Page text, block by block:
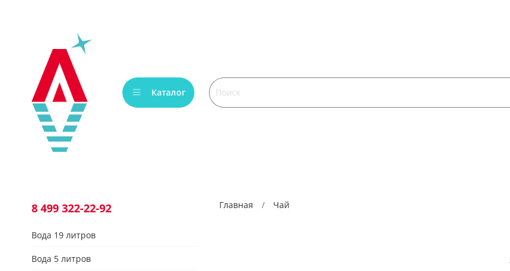
Каталог
Главная Чай
8 499 322-22-92
Вода 19 литров
Вода 5 литров